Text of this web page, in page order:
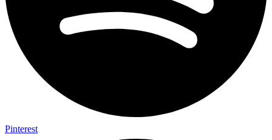
Pinterest